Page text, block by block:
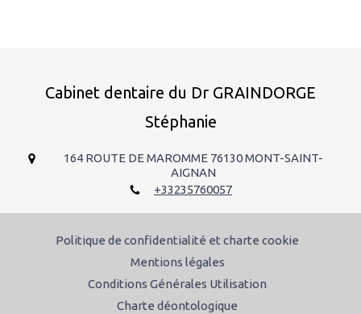
Cabinet dentaire du Dr GRAINDORGE
Stéphanie
164 ROUTE DE MAROMME 76130 MONT-SAINT-
AIGNAN
+33235760057
Politique de confidentialité et charte cookie
Mentions légales
Conditions Générales Utilisation
Charte déontologique